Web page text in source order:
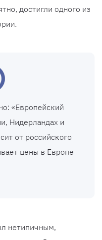
достигли одного из
«Европейский
Нидерландах и
от российского
цены в Европе
нетипичным,